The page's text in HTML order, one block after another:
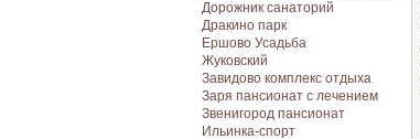
Дорожник санаторий
Дракино парк
Ершово Усадьба
Жуковский
Завидово комплекс отдыха
Заря пансионат с лечением
Звенигород пансионат
Ильинка-спорт